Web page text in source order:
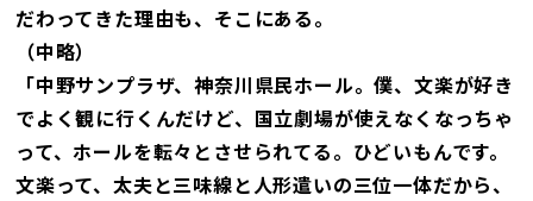
だわってきた理由も、そこにある。
（中略）
「中野サンプラザ、神奈川県民ホール。僕、文楽が好き
でよく観に行くんだけど、国立劇場が使えなくなっちゃ
って、ホールを転々とさせられてる。ひどいもんです。
文楽って、太夫と三味線と人形遣いの三位一体だから、